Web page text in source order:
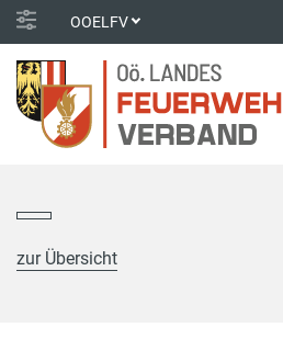
OOELFV
zur Übersicht